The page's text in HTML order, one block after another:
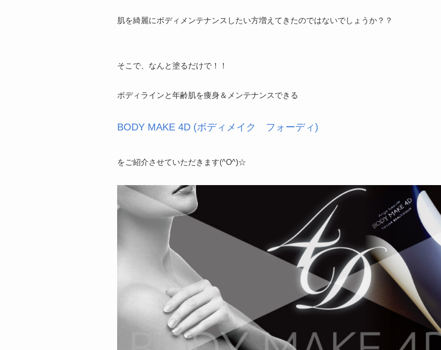
肌を綺麗にボディメンテナンスしたい方増えてきたのではないでしょうか？？
そこで、なんと塗るだけで！！
ボディラインと年齢肌を痩身＆メンテナンスできる
BODY MAKE 4D (ボディメイク フォーディ)
をご紹介させていただきます(^O^)☆